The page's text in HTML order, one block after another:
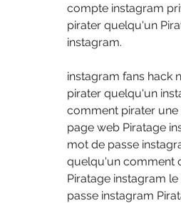
compte instagram
pirater quelqu'un
instagram.
instagram fans hack
pirater quelqu'un
comment pirater une
page web Piratage
mot de passe
quelqu'un comment
Piratage instagram
passe instagram